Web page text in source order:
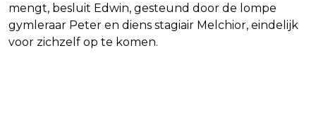
mengt, besluit Edwin, gesteund door de lompe
gymleraar Peter en diens stagiair Melchior, eindelijk
voor zichzelf op te komen.